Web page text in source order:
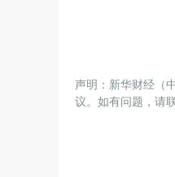
声明：新华财经（
议。如有问题，请